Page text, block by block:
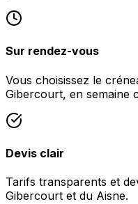
Sur rendez-vous
Vous choisissez le
Gibercourt, en semaine
Devis clair
Tarifs transparents et
Gibercourt et du Aisne.